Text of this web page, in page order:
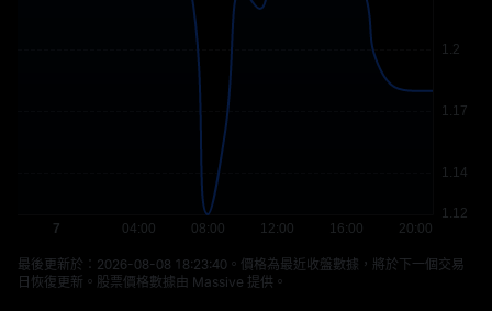
最後更新於：⁦2026-08-08 18:23:40⁩。價格為最近收盤數據，將於下一個交易
日恢復更新。股票價格數據由 Massive 提供。